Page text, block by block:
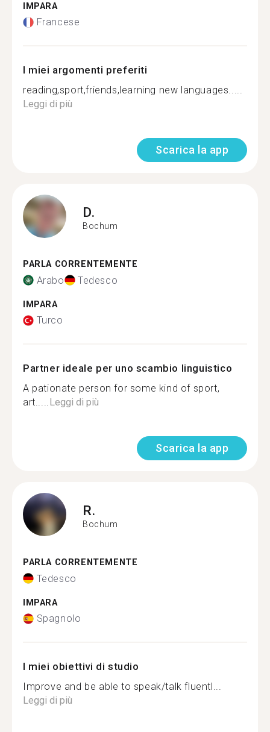
IMPARA
Francese
I miei argomenti preferiti
reading,sport,friends,learning new languages.....
Leggi di più
Scarica la app
D.
Bochum
PARLA CORRENTEMENTE
Arabo Tedesco
IMPARA
Turco
Partner ideale per uno scambio linguistico
A pationate person for some kind of sport,
art.....Leggi di più
Scarica la app
R.
Bochum
PARLA CORRENTEMENTE
Tedesco
IMPARA
Spagnolo
I miei obiettivi di studio
Improve and be able to speak/talk fluentl...
Leggi di più